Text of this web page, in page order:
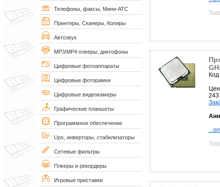
Телефоны, факсы, Мини-АТС
Принтеры, Сканеры, Копиры
Автозвук
MP3/MP4 плееры, диктофоны
Цифровые фотоаппараты
Цифровые фоторамки
Цифровые видеокамеры
Графические планшеты
Программное обеспечение
Ups, инверторы, стабилизаторы
Сетевые фильтры
Плееры и рекордеры
Игровые приставки